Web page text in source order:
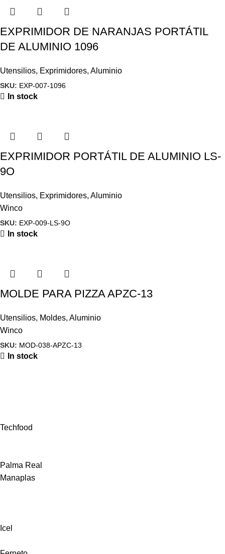
EXPRIMIDOR DE NARANJAS PORTÁTIL
DE ALUMINIO 1096
Utensilios, Exprimidores, Aluminio
SKU: EXP-007-1096
In stock
EXPRIMIDOR PORTÁTIL DE ALUMINIO LS-
9O
Utensilios, Exprimidores, Aluminio
Winco
SKU: EXP-009-LS-9O
In stock
MOLDE PARA PIZZA APZC-13
Utensilios, Moldes, Aluminio
Winco
SKU: MOD-038-APZC-13
In stock
Techfood
Palma Real
Manaplas
Icel